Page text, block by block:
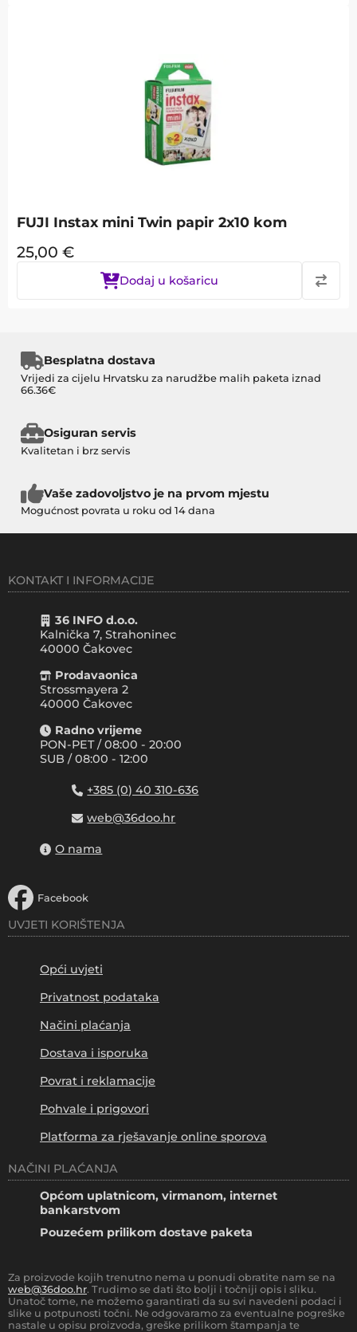
FUJI Instax mini Twin papir 2x10 kom
25,00 €
Dodaj u košaricu
Besplatna dostava
Vrijedi za cijelu Hrvatsku za narudžbe malih paketa iznad
66.36€
Osiguran servis
Kvalitetan i brz servis
Vaše zadovoljstvo je na prvom mjestu
Mogućnost povrata u roku od 14 dana
KONTAKT I INFORMACIJE
36 INFO d.o.o.
Kalnička 7, Strahoninec
40000 Čakovec
Prodavaonica
Strossmayera 2
40000 Čakovec
Radno vrijeme
PON-PET / 08:00 - 20:00
SUB / 08:00 - 12:00
+385 (0) 40 310-636
web@36doo.hr
O nama
Facebook
UVJETI KORIŠTENJA
Opći uvjeti
Privatnost podataka
Načini plaćanja
Dostava i isporuka
Povrat i reklamacije
Pohvale i prigovori
Platforma za rješavanje online sporova
NAČINI PLAĆANJA
Općom uplatnicom, virmanom, internet
bankarstvom
Pouzećem prilikom dostave paketa
Za proizvode kojih trenutno nema u ponudi obratite nam se na
web@36doo.hr. Trudimo se dati što bolji i točniji opis i sliku.
Unatoč tome, ne možemo garantirati da su svi navedeni podaci i
slike u potpunosti točni. Ne odgovaramo za eventualne pogreške
nastale u opisu proizvoda, greške prilikom štampanja te